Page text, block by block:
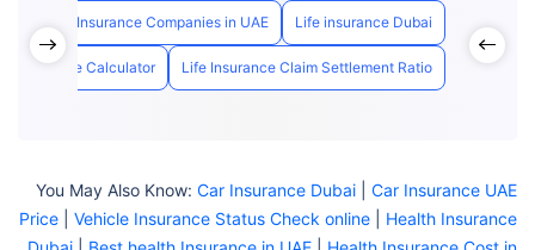
Life insurance Dubai
Life Insurance Companies in UAE
Life Insurance Claim Settlement Ratio
Insurance Calculator
You May Also Know: Car Insurance Dubai
Car Insurance UAE
Price
Vehicle Insurance Status Check online
Health Insurance